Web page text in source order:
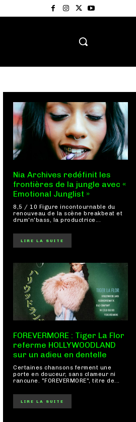
Nia Archives redéfinit les
frontières de la jungle avec «
Emotional Junglist »
8,5 / 10 Figure incontournable du
renouveau de la scène breakbeat et
drum'n'bass, la productrice...
LIRE LA SUITE
FOREVERMORE : Tiger La Flor
referme HOLLYWOODLAND
sur un adieu en dentelle
Certaines chansons ferment une
porte en douceur, sans clameur ni
rancune. "FOREVERMORE", titre de...
LIRE LA SUITE